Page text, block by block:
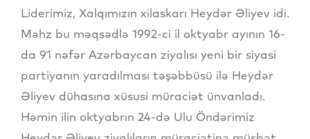
Liderimiz, Xalqımızın xilaskarı Heydər Əliyev idi.
Məhz bu məqsədlə 1992-ci il oktyabr ayının 16-
da 91 nəfər Azərbaycan ziyalısı yeni bir siyasi
partiyanın yaradılması təşəbbüsü ilə Heydər
Əliyev dühasına xüsusi müraciət ünvanladı.
Həmin ilin oktyabrın 24-də Ulu Öndərimiz